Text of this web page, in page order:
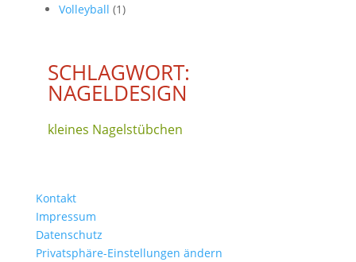
Volleyball (1)
SCHLAGWORT:
NAGELDESIGN
kleines Nagelstübchen
Kontakt
Impressum
Datenschutz
Privatsphäre-Einstellungen ändern